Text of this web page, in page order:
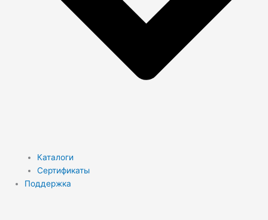
Каталоги
Сертификаты
Поддержка